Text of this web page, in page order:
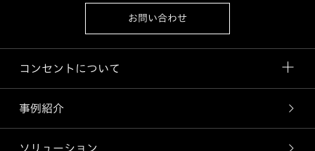
お問い合わせ
コンセントについて
事例紹介
ソリューション